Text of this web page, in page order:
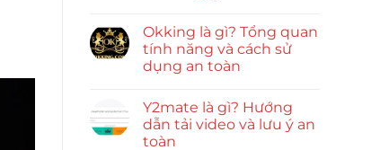
Okking là gì? Tổng quan
tính năng và cách sử
dụng an toàn
Y2mate là gì? Hướng
dẫn tải video và lưu ý an
toàn